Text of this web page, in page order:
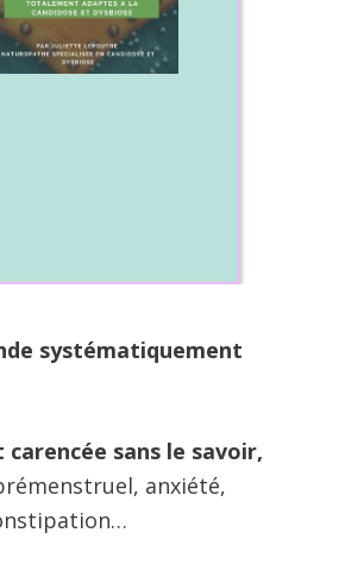
systématiquement
sans le savoir,
anxiété,